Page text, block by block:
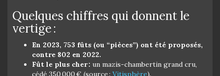
Quelques chiffres qui donnent le
vertige :
En 2023, 753 fûts (ou “pièces”) ont été proposés,
contre 802 en 2022.
Fût le plus cher : un mazis-chambertin grand cru,
cédé 350 000 € (source : Vitisphère).